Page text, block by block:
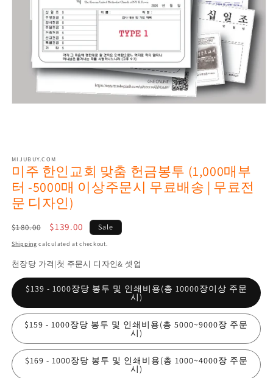
MIJUBUY.COM
미주 한인교회 맞춤 헌금봉투 (1,000매부
터 -5000매 이상주문시 무료배송 | 무료전
문 디자인)
Regular
price
$180.00
Sale
price
$139.00 Sale
Shipping calculated at checkout.
천장당 가격|첫 주문시 디자인& 셋업
$139 - 1000장당 봉투 및 인쇄비용(총 10000장이상 주문
시)
$159 - 1000장당 봉투 및 인쇄비용(총 5000~9000장 주문
시)
$169 - 1000장당 봉투 및 인쇄비용(총 1000~4000장 주문
시)